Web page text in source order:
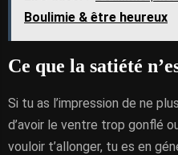
Boulimie & être heureux
Ce que la satiété
Si tu as l’impression de ne
d’avoir le ventre trop gonflé
vouloir t’allonger, tu es en